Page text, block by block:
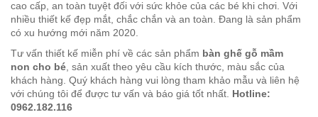
cao cấp, an toàn tuyệt đối với sức khỏe của các bé khi chơi. Với
nhiều thiết kế đẹp mắt, chắc chắn và an toàn. Đang là sản phẩm
có xu hướng mới năm 2020.
Tư vấn thiết kế miễn phí về các sản phẩm bàn ghế gỗ mầm
non cho bé , sản xuất theo yêu cầu kích thước, màu sắc của
khách hàng. Quý khách hàng vui lòng tham khảo mẫu và liên hệ
với chúng tôi để được tư vấn và báo giá tốt nhất. Hotline:
0962.182.116